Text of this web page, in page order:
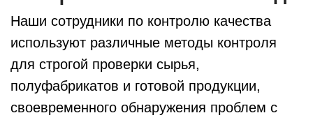
Наши сотрудники по контролю качества
используют различные методы контроля
для строгой проверки сырья,
полуфабрикатов и готовой продукции,
своевременного обнаружения проблем с